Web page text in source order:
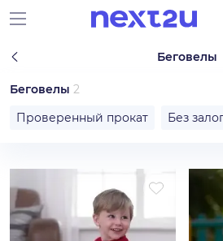
Беговелы
Беговелы 2
Проверенный прокат
Без